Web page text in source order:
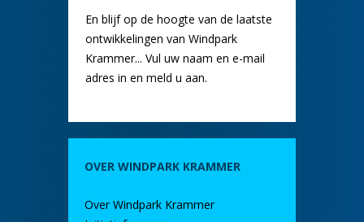
En blijf op de hoogte van de laatste
ontwikkelingen van Windpark
Krammer... Vul uw naam en e-mail
adres in en meld u aan.
OVER WINDPARK KRAMMER
Over Windpark Krammer